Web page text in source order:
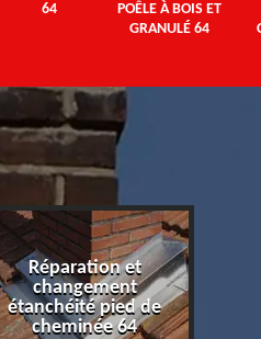
64
POÊLE À BOIS ET
GRANULÉ 64
Réparation et
changement
étanchéité pied de
cheminée 64